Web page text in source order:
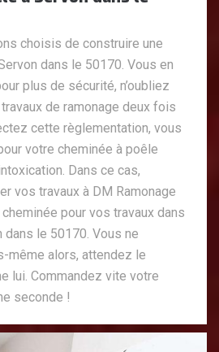
choisis de construire une
dans le 50170. Vous en
plus de sécurité, n’oubliez
de ramonage deux fois
cette règlementation, vous
votre cheminée à poêle
Dans ce cas,
vos travaux à DM Ramonage
pour vos travaux dans
dans le 50170. Vous ne
même alors, attendez le
lui. Commandez vite votre
seconde !